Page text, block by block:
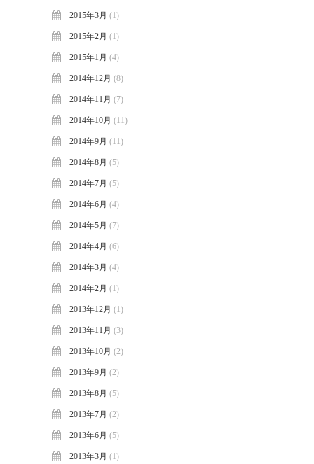
2015年3月 (1)
2015年2月 (1)
2015年1月 (4)
2014年12月 (8)
2014年11月 (7)
2014年10月 (11)
2014年9月 (11)
2014年8月 (5)
2014年7月 (5)
2014年6月 (4)
2014年5月 (7)
2014年4月 (6)
2014年3月 (4)
2014年2月 (1)
2013年12月 (1)
2013年11月 (3)
2013年10月 (2)
2013年9月 (2)
2013年8月 (5)
2013年7月 (2)
2013年6月 (5)
2013年3月 (1)